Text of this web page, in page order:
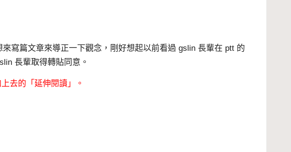
寫篇文章來導正一下觀念，剛好想起以前看過 gslin 長輩在 ptt 的
長輩取得轉貼同意。
去的「延伸閱讀」。